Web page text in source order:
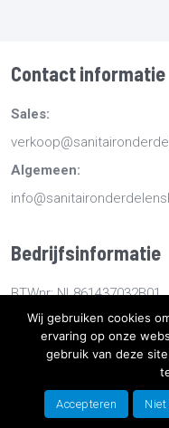
Contact informatie
Sales:
Algemeen:
Bedrijfsinformatie
BTWnr: NL861437032B01
KvKnr: 78527112
Bestellen en bezorgen -
Privacyverklaring-
Wij gebruiken cookies
ervaring op onze
gebruik van deze
Accepteren Niet